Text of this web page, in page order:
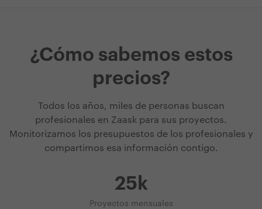
¿Cómo sabemos estos
precios?
Todos los años, miles de personas buscan
profesionales en Zaask para sus proyectos.
Monitorizamos los presupuestos de los profesionales y
compartimos esa información contigo.
25k
Proyectos mensuales